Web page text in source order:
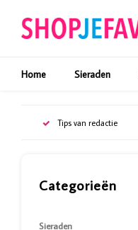
Home Sieraden
Tips van redactie
Categorieën
Sieraden